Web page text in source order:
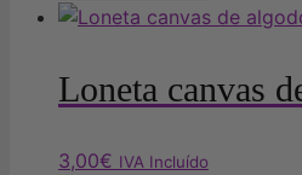
Loneta canvas
3,00€ IVA Incluído